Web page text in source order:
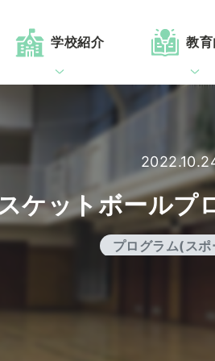
学校紹介 教
ケットボールプ
プログラム(スポ